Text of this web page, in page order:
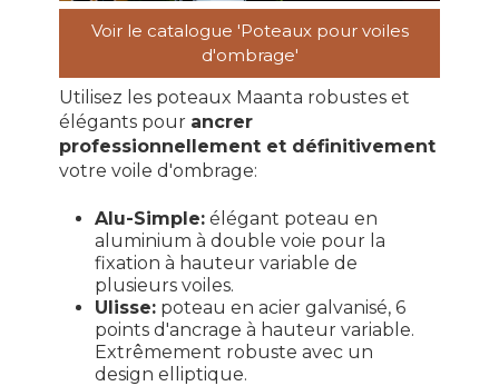
Voir le catalogue 'Poteaux pour voiles
d'ombrage'
Utilisez les poteaux Maanta robustes et
élégants pour ancrer
professionnellement et définitivement
votre voile d'ombrage:
Alu-Simple:élégant poteau en
aluminium à double voie pour la
fixation à hauteur variable de
plusieurs voiles.
Ulisse:poteau en acier galvanisé, 6
points d'ancrage à hauteur variable.
Extrêmement robuste avec un
design elliptique.